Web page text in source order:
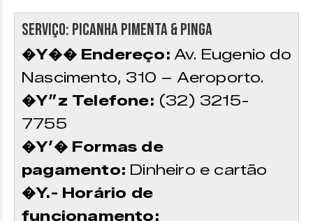
Serviço: Picanha Pimenta & Pinga
�Y�� Endereço: Av. Eugenio do
Nascimento, 310 – Aeroporto.
�Y”z Telefone: (32) 3215-
7755
�Y’� Formas de
pagamento: Dinheiro e cartão
�Y.- Horário de
funcionamento: